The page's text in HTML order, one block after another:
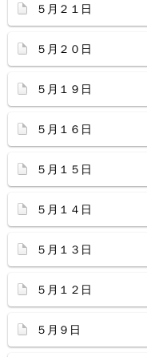
５月２１日
５月２０日
５月１９日
５月１６日
５月１５日
５月１４日
５月１３日
５月１２日
５月９日